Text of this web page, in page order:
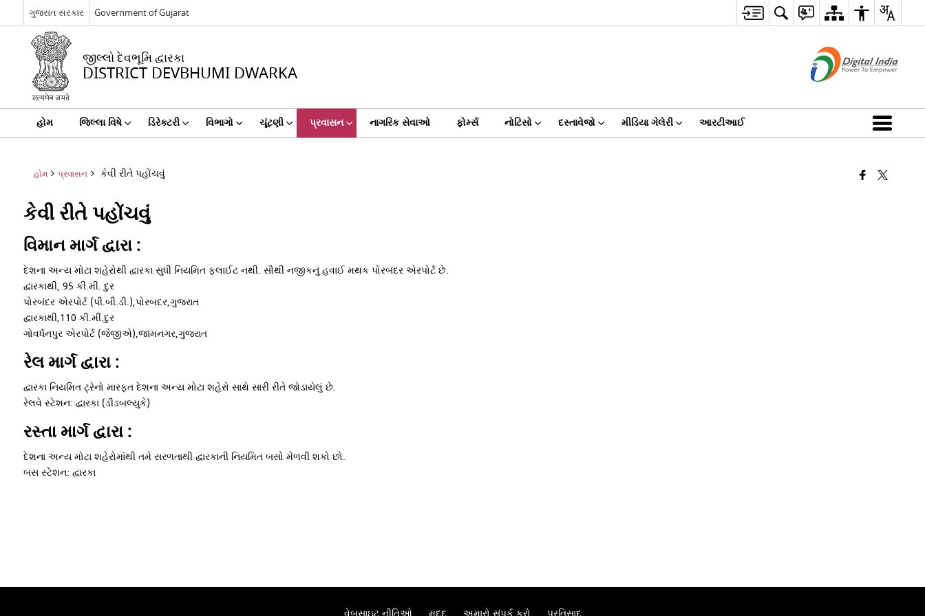
ગુજરાત સરકાર Government of Gujarat
જીલ્લો દેવભૂમિ દ્વારકા
DISTRICT DEVBHUMI DWARKA
હોમ જિલ્લા વિષે ડિરેક્ટરી વિભાગો ચૂંટણી પ્રવાસન નાગરિક સેવાઓ ફોર્મ્સ નોટિસો દસ્તાવેજો મીડિયા ગેલેરી આરટીઆઈ
હોમ પ્રવાસન કેવી રીતે પહોંચવું
કેવી રીતે પહોંચવું
વિમાન માર્ગ દ્વારા :
દેશના અન્ય મોટા શહેરોથી દ્વારકા સુધી નિયમિત ફ્લાઈટ નથી. સૌથી નજીકનું હવાઈ મથક પોરબંદર એરપોર્ટ છે.
દ્વારકાથી, 95 કી.મી. દુર
પોરબંદર એરપોર્ટ (પી.બી.ડી.),પોરબદર,ગુજરાત
દ્વારકાથી,110 કી.મી.દુર
ગોવર્ધનપુર એરપોર્ટ (જેજીએ),જામનગર,ગુજરાત
રેલ માર્ગ દ્વારા :
દ્વારકા નિયમિત ટ્રેનો મારફત દેશના અન્ય મોટા શહેરો સાથે સારી રીતે જોડાયેલું છે.
રેલવે સ્ટેશન: દ્વારકા (ડીડબલ્યુકે)
રસ્તા માર્ગ દ્વારા :
દેશના અન્ય મોટા શહેરોમાંથી તમે સરળતાથી દ્વારકાની નિયમિત બસો મેળવી શકો છો.
બસ સ્ટેશન: દ્વારકા